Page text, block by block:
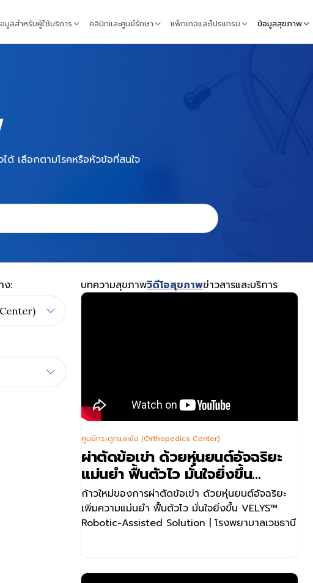
มูลสำหรับผู้ใช้บริการ คลินิกและศูนย์รักษา แพ็กเกจและโปรแกรม ข้อมูลสุขภาพ
ด้ เลือกตามโรคหรือหัวข้อที่สนใจ
ง: บทความสุขภาพวิดีโอสุขภาพข่าวสารและบริการ
ก้าวใหม่ของการผ่าตัดข้อเข่า ด้วยหุ่นยนต์อัจฉริยะ
เพิ่มความแม่นยำ ฟื้นตัวไว มั่นใจยิ่งขึ้นVELYS™
Robotic-Assisted Solution| โรงพยาบาลเวชธานี
การผ่าตัดเปลี่ยนข้อเข่าเทียม นับว่าเป็นทางเลือกการ
รักษาสำหรับผู้ป่วยโรคข้อเข่าเสื่อมรุนแรง ปัจจุบันมี
การนำหุ่นยนต์ช่วยผ่าตัด Velys มาช่วยเสริมให้การ
ผ่าตัดเปลี่ยนข้อเข่ามี ความแม่นยำ ปลอดภัย และฟื้น
ติดต่อสอบถามเพิ่มเติมได้ที่
ผ่าตัดข้อเข่า ด้วยหุ่นยนต์อัจฉริยะ
แม่นยำ ฟื้นตัวไว มั่นใจยิ่งขึ้น
VELYS™ Robotic Assisted
Solution
ก้าวใหม่ของการผ่าตัดข้อเข่า ด้วยหุ่นยนต์อัจฉริยะ
เพิ่มความแม่นยำ ฟื้นตัวไว มั่นใจยิ่งขึ้น VELYS™
Robotic-Assisted Solution | โรงพยาบาลเวชธานี
ศูนย์กระดูกและข้อ (Orthopedics Center)